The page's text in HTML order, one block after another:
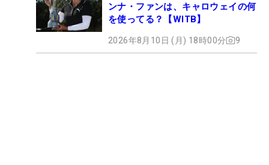
ンナ・ファンは、キャロウェイの何
を使ってる？【WITB】
2026年8月10日 (月) 18時00分 9